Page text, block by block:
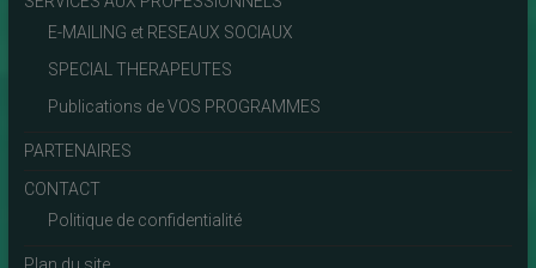
E-MAILING et RESEAUX SOCIAUX
SPECIAL THERAPEUTES
Publications de VOS PROGRAMMES
PARTENAIRES
CONTACT
Politique de confidentialité